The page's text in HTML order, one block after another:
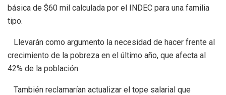
básica de $60 mil calculada por el INDEC para una familia
tipo.
Llevarán como argumento la necesidad de hacer frente al
crecimiento de la pobreza en el último año, que afecta al
42% de la población.
También reclamarían actualizar el tope salarial que